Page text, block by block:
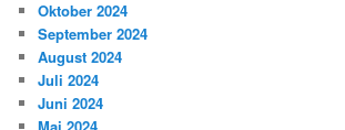
Oktober 2024
September 2024
August 2024
Juli 2024
Juni 2024